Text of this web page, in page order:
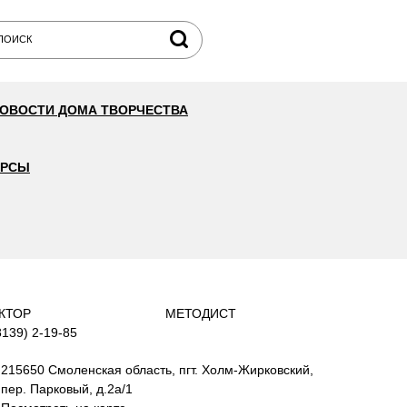
ДОМА ТВОРЧЕСТВА
2-19-85
МЕТОДИСТ
215650 Смоленская область, пгт. Холм-Жирковский,
пер. Парковый, д.2а/1